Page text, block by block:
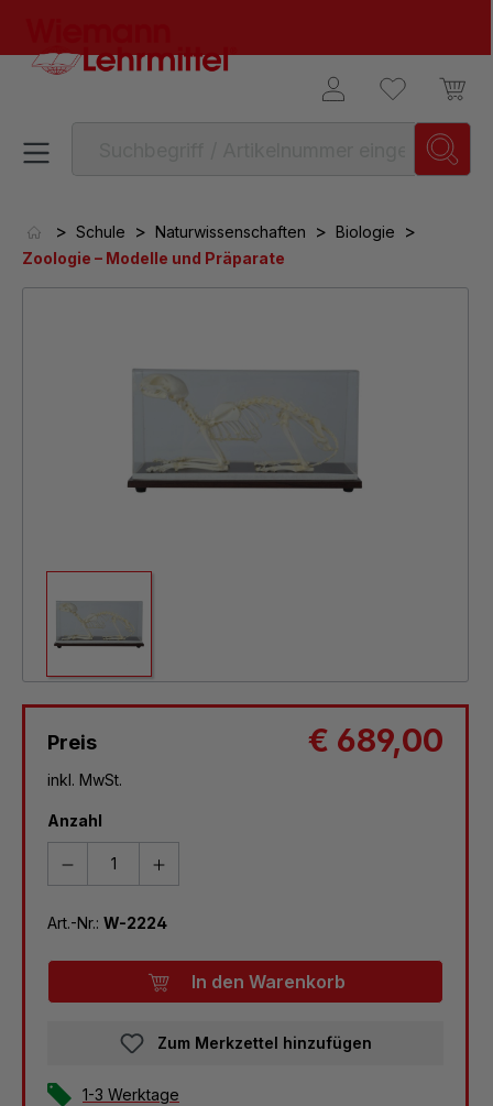
> Schule > Naturwissenschaften > Biologie >
Zoologie – Modelle und Präparate
Preis € 689,00
inkl. MwSt.
Anzahl
Art.-Nr.: W-2224
In den Warenkorb
Zum Merkzettel hinzufügen
1-3 Werktage